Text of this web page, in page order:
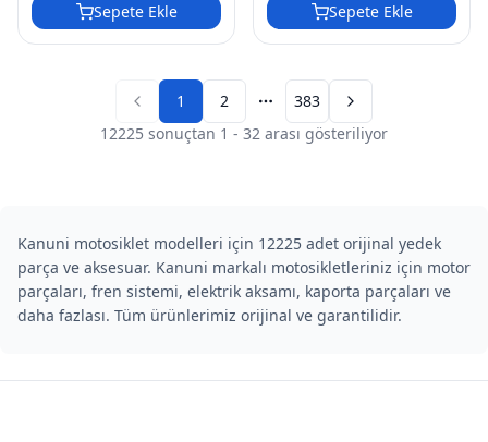
Sepete Ekle Sepete Ekle
Previous page
1 2 383
Next page
12225 sonuçtan 1 - 32 arası gösteriliyor
Kanuni motosiklet modelleri için 12225 adet orijinal yedek
parça ve aksesuar. Kanuni markalı motosikletleriniz için motor
parçaları, fren sistemi, elektrik aksamı, kaporta parçaları ve
daha fazlası. Tüm ürünlerimiz orijinal ve garantilidir.